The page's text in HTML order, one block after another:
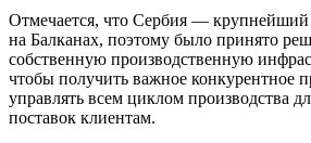
Отмечается, что Сербия — крупнейший
на Балканах, поэтому было принято
собственную производственную
чтобы получить важное конкурентное
управлять всем циклом производства
поставок клиентам.